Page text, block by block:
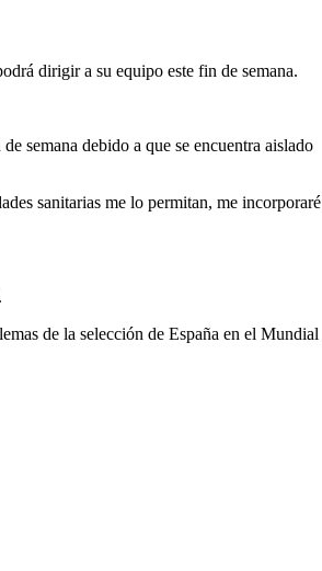
dirigir a su equipo este fin de semana.
semana debido a que se encuentra aislado
sanitarias me lo permitan, me incorporaré
de la selección de España en el Mundial